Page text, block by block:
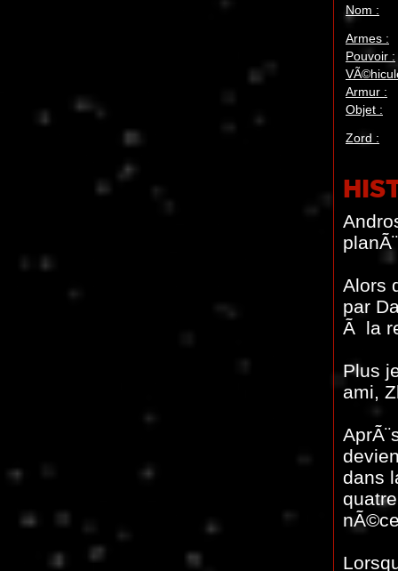
Nom :
Armes :
Pouvoir :
Armur :
Objet :
Zord :
Alors
par
Ã la
Plus
ami,
dans